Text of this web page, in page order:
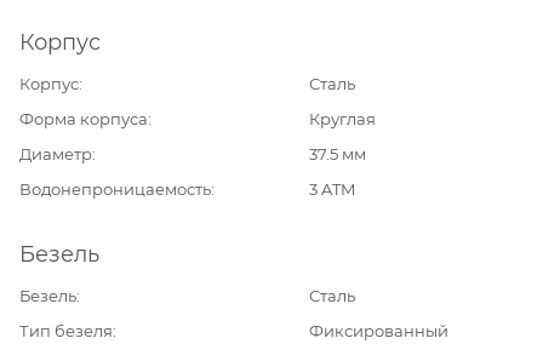
Корпус
Корпус
Сталь
Форма корпуса
Круглая
Диаметр
37.5 мм
Водонепроницаемость
3 ATM
Безель
Безель
Сталь
Тип безеля
Фиксированный